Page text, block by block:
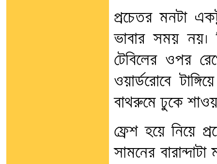
প্রচেতর মনটা
ভাবার সময় নয়।
টেবিলের ওপর
ওয়ার্ডরোবে
বাথরুমে ঢুকে
ফ্রেশ হয়ে নিয়ে
সামনের